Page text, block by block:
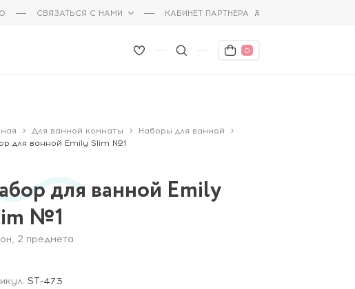
СВЯЗАТЬСЯ С НАМИ КАБИНЕТ ПАРТНЕРА
0
Для ванной комнаты
Наборы для ванной
для ванной Emily Slim №1
для ванной Emily
№1
2 предмета
ST-473